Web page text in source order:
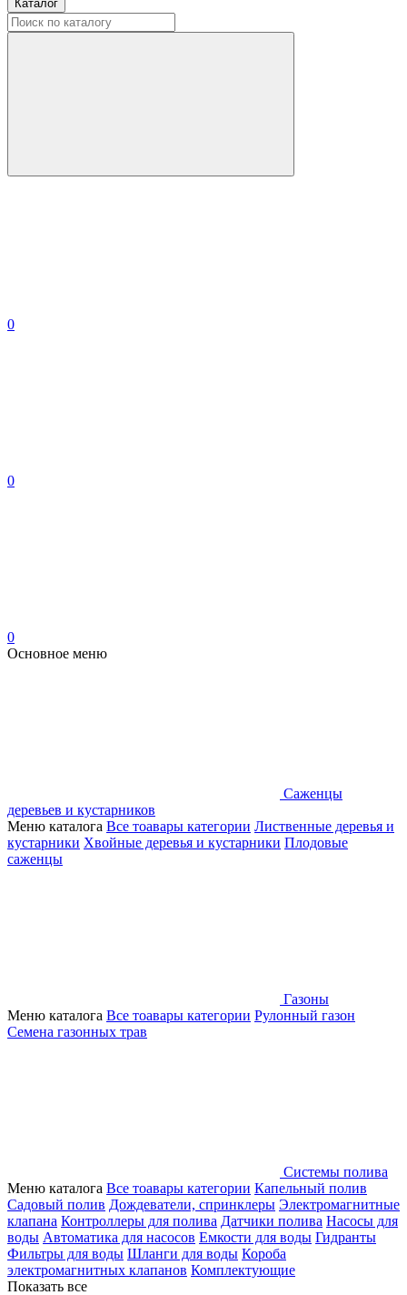
Каталог
0
0
0
Основное меню
Саженцы
деревьев и кустарников
Меню каталога Все тоавары категории Лиственные деревья и
кустарники Хвойные деревья и кустарники Плодовые
саженцы
Газоны
Меню каталога Все тоавары категории Рулонный газон
Семена газонных трав
Системы полива
Меню каталога Все тоавары категории Капельный полив
Садовый полив Дождеватели, спринклеры Электромагнитные
клапана Контроллеры для полива Датчики полива Насосы для
воды Автоматика для насосов Емкости для воды Гидранты
Фильтры для воды Шланги для воды Короба
электромагнитных клапанов Комплектующие
Показать все